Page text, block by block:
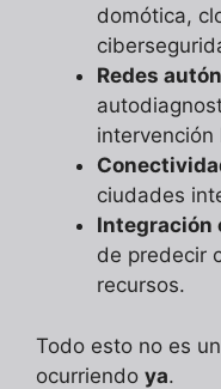
domótica,
Redes
intervención
ciudades
Integración
de predecir
recursos.
Todo esto no es
ocurriendo ya.